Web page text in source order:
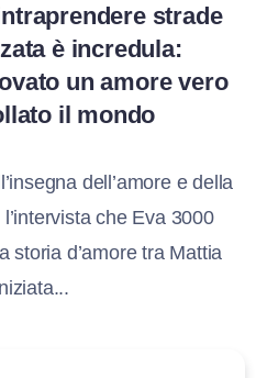
strade
è incredula:
un amore vero
il mondo
dell’amore e della
che Eva 3000
storia d’amore tra Mattia